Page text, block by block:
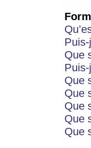
Que
Que
Que
Que
Que
Que